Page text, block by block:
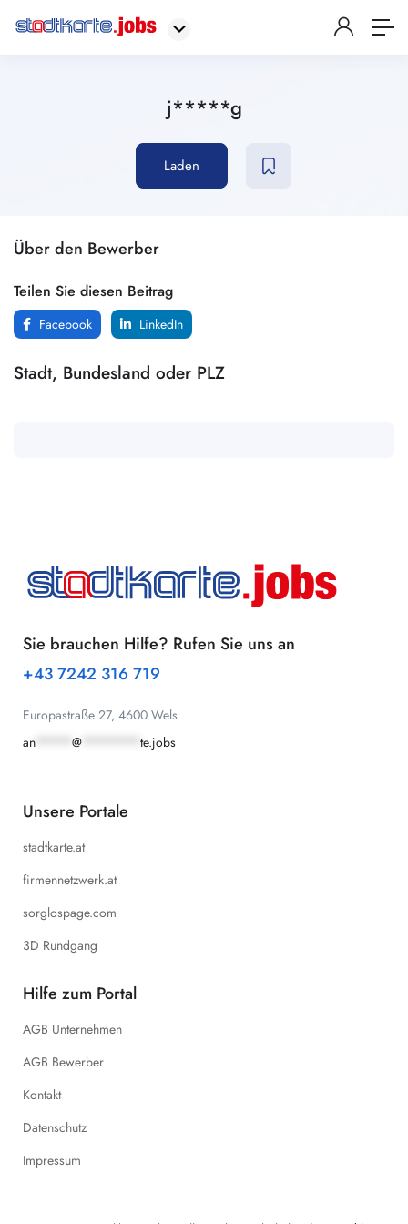
j*****g
Laden
Über den Bewerber
Teilen Sie diesen Beitrag
Facebook LinkedIn
Stadt, Bundesland oder PLZ
Sie brauchen Hilfe? Rufen Sie uns an
+43 7242 316 719
Europastraße 27, 4600 Wels
an
@ te.jobs
Unsere Portale
stadtkarte.at
firmennetzwerk.at
sorglospage.com
3D Rundgang
Hilfe zum Portal
AGB Unternehmen
AGB Bewerber
Kontakt
Datenschutz
Impressum